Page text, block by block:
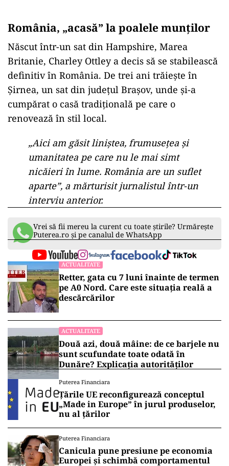
România, „acasă” la poalele munților
Născut într-un sat din Hampshire, Marea
Britanie, Charley Ottley a decis să se stabilească
definitiv în România. De trei ani trăiește în
Șirnea, un sat din județul Brașov, unde și-a
cumpărat o casă tradițională pe care o
renovează în stil local.
„Aici am găsit liniștea, frumusețea și
umanitatea pe care nu le mai simt
nicăieri în lume. România are un suflet
aparte”, a mărturisit jurnalistul într-un
interviu anterior.
Vrei să fii mereu la curent cu toate știrile? Urmărește
Puterea.ro și pe canalul de WhatsApp
ACTUALITATE
Retter, gata cu 7 luni înainte de termen
pe A0 Nord. Care este situația reală a
descărcărilor
ACTUALITATE
Două azi, două mâine: de ce barjele nu
sunt scufundate toate odată în
Dunăre? Explicația autorităților
Puterea Financiara
Țările UE reconfigurează conceptul
„Made in Europe” în jurul produselor,
nu al țărilor
Puterea Financiara
Canicula pune presiune pe economia
Europei și schimbă comportamentul